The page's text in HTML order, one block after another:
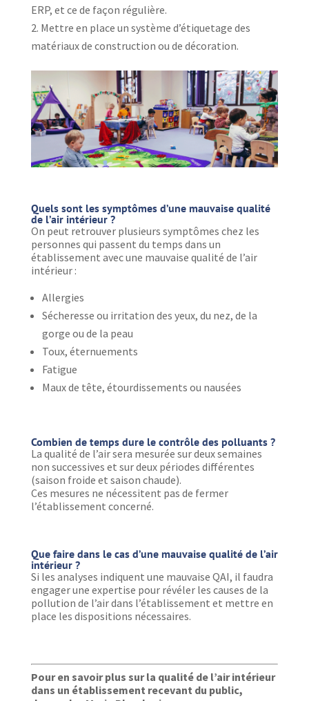
ERP, et ce de façon régulière.
Mettre en place un système d’étiquetage des
matériaux de construction ou de décoration.
Quels sont les symptômes d’une mauvaise qualité
de l’air intérieur ?
On peut retrouver plusieurs symptômes chez les
personnes qui passent du temps dans un
établissement avec une mauvaise qualité de l’air
intérieur :
Allergies
Sécheresse ou irritation des yeux, du nez, de la
gorge ou de la peau
Toux, éternuements
Fatigue
Maux de tête, étourdissements ou nausées
Combien de temps dure le contrôle des polluants ?
La qualité de l’air sera mesurée sur deux semaines
non successives et sur deux périodes différentes
(saison froide et saison chaude).
Ces mesures ne nécessitent pas de fermer
l’établissement concerné.
Que faire dans le cas d’une mauvaise qualité de l’air
intérieur ?
Si les analyses indiquent une mauvaise QAI, il faudra
engager une expertise pour révéler les causes de la
pollution de l’air dans l’établissement et mettre en
place les dispositions nécessaires.
Pour en savoir plus sur la qualité de l’air intérieur
dans un établissement recevant du public,